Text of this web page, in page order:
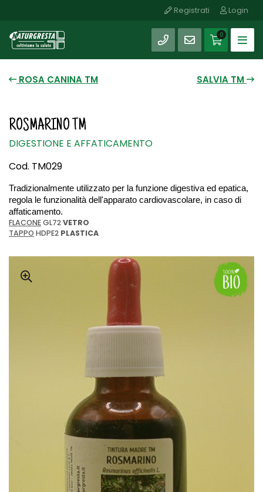
Registrati Login
0
ROSA CANINA TM SALVIA TM
ROSMARINO TM
DIGESTIONE E AFFATICAMENTO
Cod. TM029
Tradizionalmente utilizzato per la funzione digestiva ed epatica,
regola le funzionalità dell'apparato cardiovascolare, in caso di
affaticamento.
FLACONEGL72VETRO
TAPPO HDPE2 PLASTICA